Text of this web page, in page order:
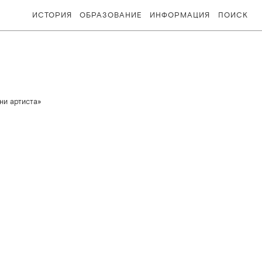
ИСТОРИЯ ОБРАЗОВАНИЕ ИНФОРМАЦИЯ ПОИСК